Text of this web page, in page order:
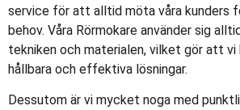
service för att alltid möta våra kunders
behov. Våra Rörmokare använder sig
tekniken och materialen, vilket gör att vi
hållbara och effektiva lösningar.
Dessutom är vi mycket noga med